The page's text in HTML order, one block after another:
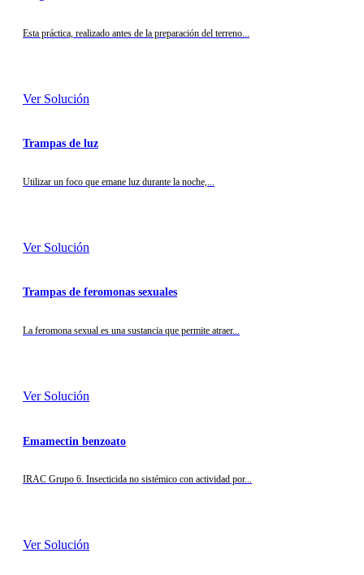
Esta práctica, realizado antes de la preparación del terreno...
Ver Solución
Trampas de luz
Utilizar un foco que emane luz durante la noche,...
Ver Solución
Trampas de feromonas sexuales
La feromona sexual es una sustancia que permite atraer...
Ver Solución
Emamectin benzoato
IRAC Grupo 6. Insecticida no sistémico con actividad por...
Ver Solución